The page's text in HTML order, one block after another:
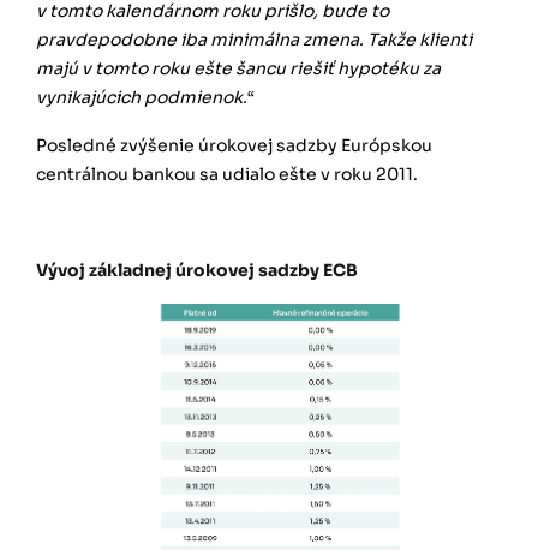
v tomto kalendárnom roku prišlo, bude to
pravdepodobne iba minimálna zmena. Takže klienti
majú v tomto roku ešte šancu riešiť hypotéku za
vynikajúcich podmienok.“
Posledné zvýšenie úrokovej sadzby Európskou
centrálnou bankou sa udialo ešte v roku 2011.
Vývoj základnej úrokovej sadzby ECB